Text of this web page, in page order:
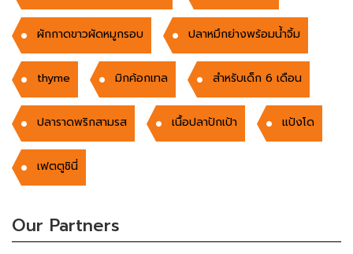
ผักกาดขาวผัดหมูกรอบ ปลาหมึกย่างพร้อมน้ำจิ้ม
thyme มิกค้อกเทล สำหรับเด็ก 6 เดือน
ปลาราดพริกสามรส เนื้อปลาปักเป้า แป้งโด
เฟตตูชินี่
Our Partners